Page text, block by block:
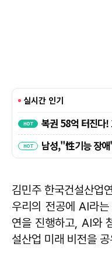
김민주 한국건설산업
우리의 전공에 AI라
연을 진행하고, AI와
설산업 미래 비전을